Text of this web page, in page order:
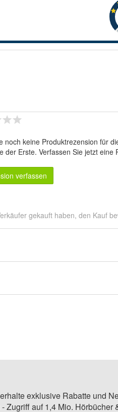
noch keine Produktrezension für
der Erste. Verfassen Sie jetzt eine
verfassen
gekauft haben, den Kauf
exklusive Rabatte und
Zugriff auf 1,4 Mio. Hörbücher